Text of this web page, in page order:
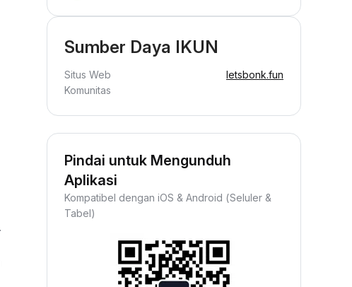
Sumber Daya IKUN
Situs Web
letsbonk.fun
Komunitas
Pindai untuk Mengunduh
Aplikasi
Kompatibel dengan iOS & Android (Seluler &
Tabel)